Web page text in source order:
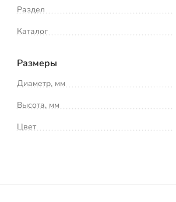
Раздел
Каталог
Размеры
Диаметр, мм
Высота, мм
Цвет